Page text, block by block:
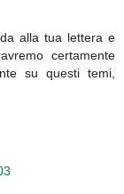
alla tua lettera e
certamente
su questi temi,